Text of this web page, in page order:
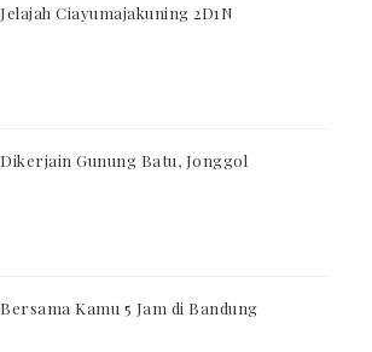
Jelajah Ciayumajakuning 2D1N
Dikerjain Gunung Batu, Jonggol
Bersama Kamu 5 Jam di Bandung